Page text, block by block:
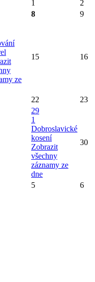
1
2
8 9
ze
15 16
22 23
29
1
Dobroslavické
kosení
Zobrazit
všechny
záznamy ze
dne
30
5 6